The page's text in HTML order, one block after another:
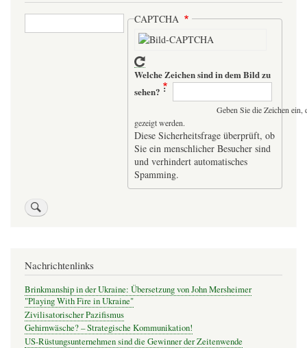
Suche CAPTCHA
Welche Zeichen sind in dem Bild zu
sehen?
Geben Sie die Zeichen
gezeigt werden.
Diese Sicherheitsfrage überprüft, ob
Sie ein menschlicher Besucher sind
und verhindert automatisches
Spamming.
Nachrichtenlinks
Brinkmanship in der Ukraine: Übersetzung von John Mersheimer
"Playing With Fire in Ukraine"
Zivilisatorischer Pazifismus
Gehirnwäsche? – Strategische Kommunikation!
US-Rüstungsunternehmen sind die Gewinner der Zeitenwende